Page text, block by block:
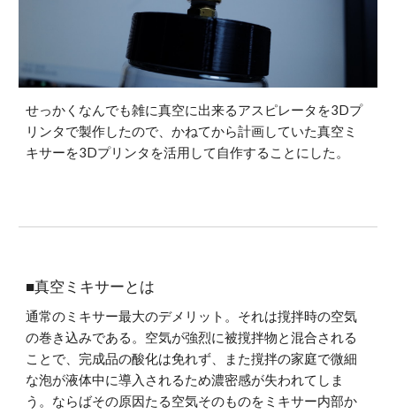
せっかくなんでも雑に真空に出来るアスピレータを3Dプ
リンタで製作したので、かねてから計画していた真空ミ
キサーを3Dプリンタを活用して自作することにした。
■真空ミキサーとは
通常のミキサー最大のデメリット。それは撹拌時の空気
の巻き込みである。空気が強烈に被撹拌物と混合される
ことで、完成品の酸化は免れず、また撹拌の家庭で微細
な泡が液体中に導入されるため濃密感が失われてしま
う。ならばその原因たる空気そのものをミキサー内部か